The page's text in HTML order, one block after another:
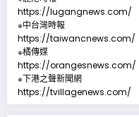
https://lugangnews.com/
※中台灣時報
https://taiwancnews.com/
※橘傳媒
https://orangesnews.com/
※下港之聲新聞網
https://tvillagenews.com/